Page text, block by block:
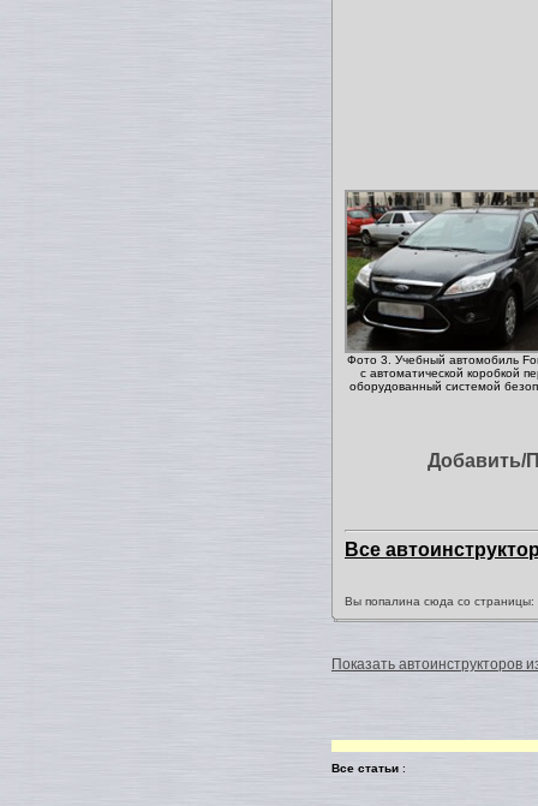
Фото 3. Учебный автомобиль
с автоматической коробкой
оборудованный системой
Добавить/
Все
Вы попалина сюда со
Показать автоинструкторов
Все статьи :